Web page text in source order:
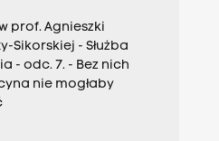
prof. Agnieszki
Sikorskiej - Służba
- odc. 7. - Bez nich
nie mogłaby